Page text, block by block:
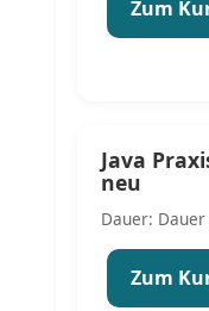
Zum
Java
neu
Dauer:
Zum